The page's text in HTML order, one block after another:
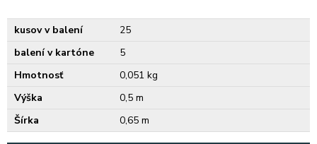
kusov v balení
25
balení v kartóne
5
Hmotnosť
0,051 kg
Výška
0,5 m
Šírka
0,65 m